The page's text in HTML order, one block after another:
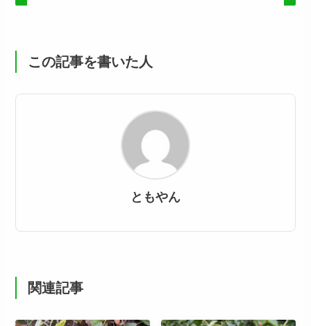
この記事を書いた人
ともやん
関連記事